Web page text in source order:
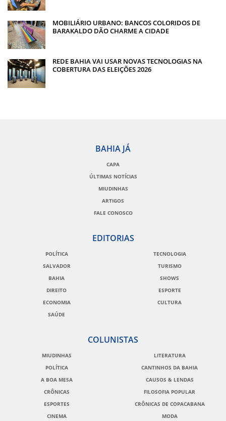
MOBILIÁRIO URBANO: BANCOS COLORIDOS DE
BARAKALDO DÃO CHARME A CIDADE
REDE BAHIA VAI USAR NOVAS TECNOLOGIAS NA
COBERTURA DAS ELEIÇÕES 2026
BAHIA JÁ
CAPA
ÚLTIMAS NOTÍCIAS
MIUDINHAS
ARTIGOS
FALE CONOSCO
EDITORIAS
POLÍTICA
SALVADOR
BAHIA
DIREITO
ECONOMIA
SAÚDE
TECNOLOGIA
TURISMO
SHOWS
ESPORTE
CULTURA
COLUNISTAS
MIUDINHAS
POLÍTICA
A BOA MESA
CRÔNICAS
ESPORTES
CINEMA
LITERATURA
CANTINHOS DA BAHIA
CAUSOS & LENDAS
FILOSOFIA POPULAR
CRÔNICAS DE COPACABANA
MODA